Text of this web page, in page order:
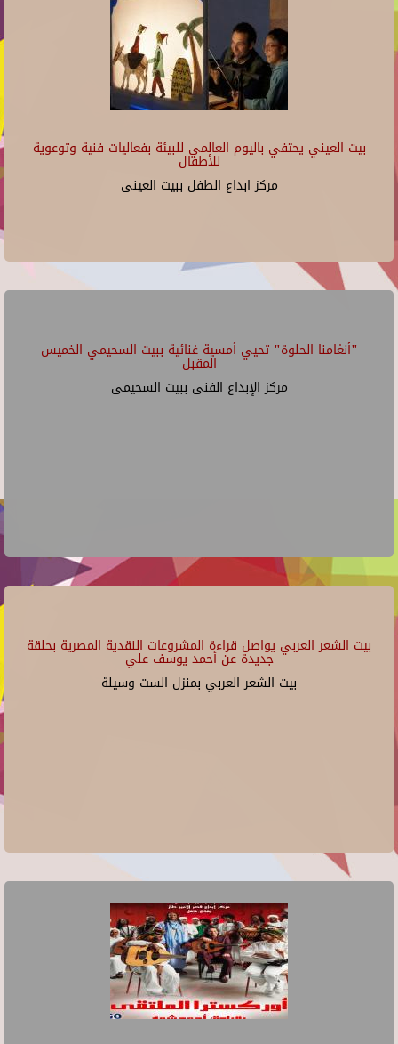
بيت العيني يحتفي باليوم العالمي للبيئة بفعاليات فنية وتوعوية
للأطفال
مركز ابداع الطفل ببيت العينى
"أنغامنا الحلوة" تحيي أمسية غنائية ببيت السحيمي الخميس
المقبل
مركز الإبداع الفنى ببيت السحيمى
بيت الشعر العربي يواصل قراءة المشروعات النقدية المصرية بحلقة
جديدة عن أحمد يوسف علي
بيت الشعر العربي بمنزل الست وسيلة